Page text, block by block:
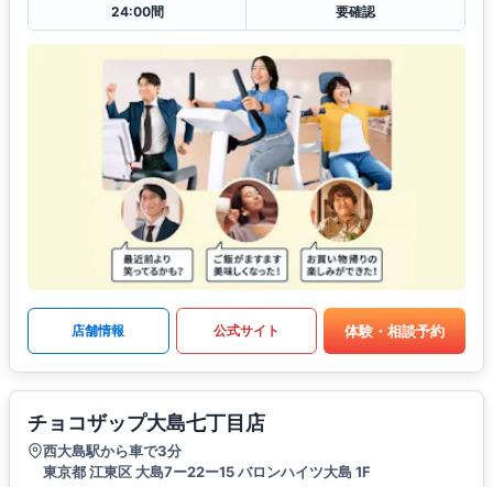
24:00間
要確認
店舗情報 公式サイト 体験・相談予約
チョコザップ大島七丁目店
西大島駅から車で3分
東京都 江東区 大島7ー22ー15 バロンハイツ大島 1F